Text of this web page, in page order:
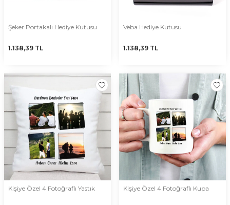
Şeker Portakalı Hediye Kutusu
1.138,39 TL
Veba Hediye Kutusu
1.138,39 TL
Kişiye Özel 4 Fotoğraflı Yastık Kişiye Özel 4 Fotoğraflı Kupa